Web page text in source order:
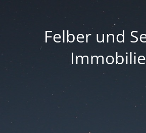
Felber und